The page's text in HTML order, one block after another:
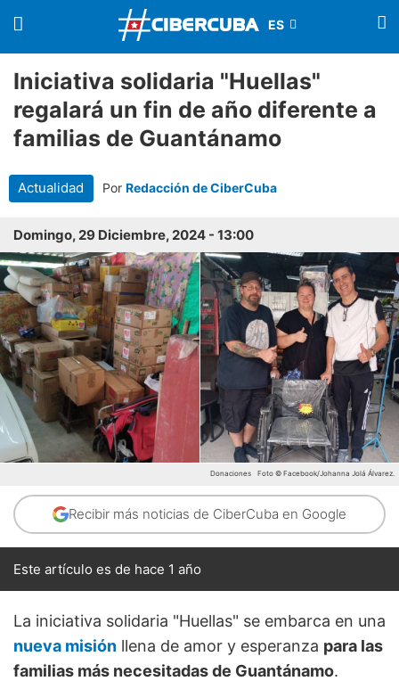
Iniciativa solidaria "Huellas"
regalará un fin de año diferente a
familias de Guantánamo
Actualidad Por Redacción de CiberCuba
Domingo, 29 Diciembre, 2024 - 13:00
Donaciones Foto © Facebook/Johanna Jolá Álvarez.
Recibir más noticias de CiberCuba en Google
Este artículo es de hace 1 año
La iniciativa solidaria "Huellas" se embarca en una
nueva misión llena de amor y esperanza para las
familias más necesitadas de Guantánamo.